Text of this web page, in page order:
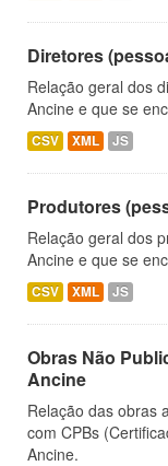
Diretores
Relação geral dos
Ancine e que se
CSV XML JS
Produtores
Relação geral dos
Ancine e que se
CSV XML JS
Obras Não
Ancine
Relação das obras
com CPBs
Ancine.